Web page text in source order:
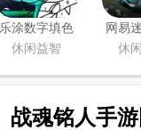
乐涂数字填色
无限提示版
休闲益智
网易
官方
休
战魂铭人手